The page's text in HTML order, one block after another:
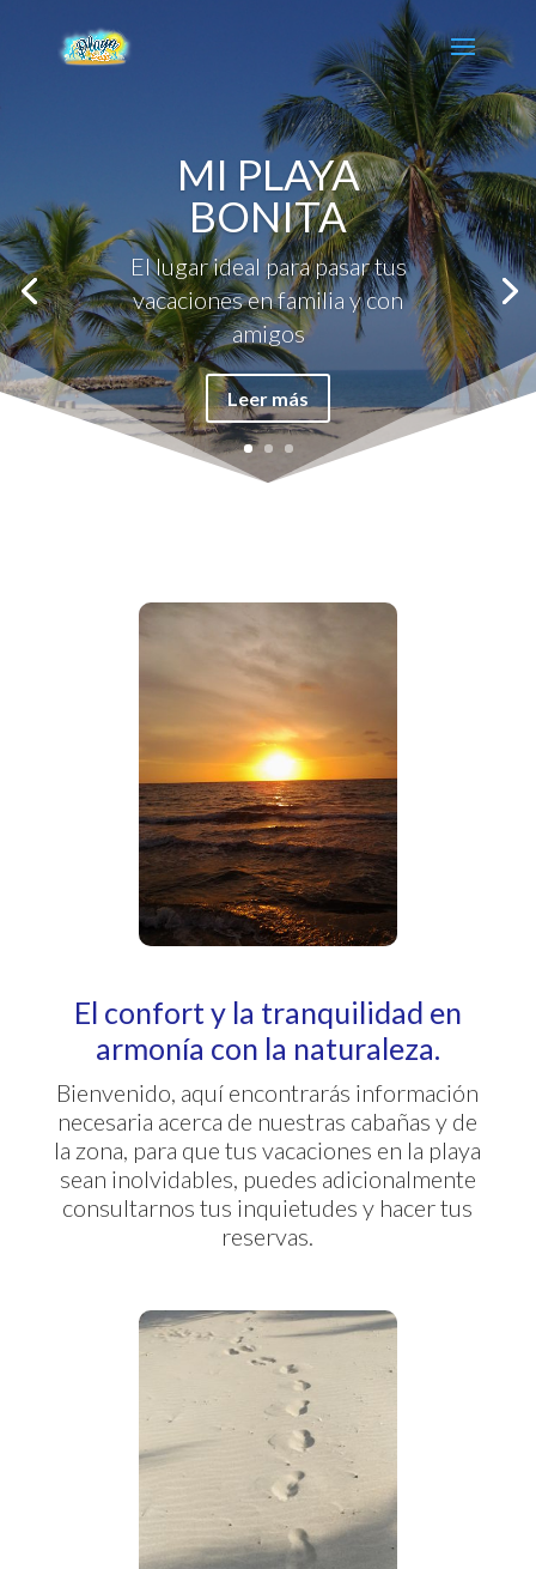
MI PLAYA
BONITA
El lugar ideal para pasar tus
vacaciones en familia y con
amigos
Leer más
El confort y la tranquilidad en
armonía con la naturaleza.
Bienvenido, aquí encontrarás información
necesaria acerca de nuestras cabañas y de
la zona, para que tus vacaciones en la playa
sean inolvidables, puedes adicionalmente
consultarnos tus inquietudes y hacer tus
reservas.